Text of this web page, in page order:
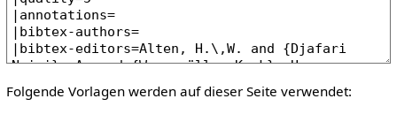
Folgende Vorlagen werden auf dieser Seite verwendet: